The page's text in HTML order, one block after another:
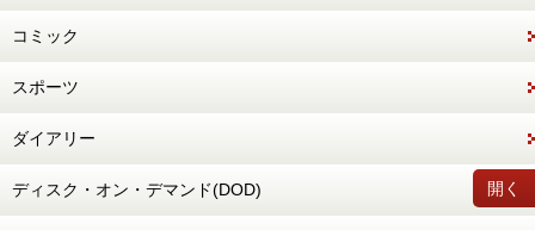
コミック
スポーツ
ダイアリー
開く
ディスク・オン・デマンド(DOD)